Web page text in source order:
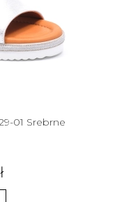
01 Srebrne